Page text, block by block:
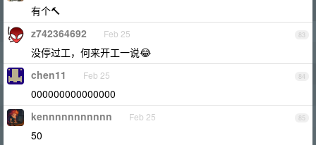
有个🔨
83
z742364692 Feb 25
没停过工，何来开工一说😂
84
chen11 Feb 25
000000000000000
85
kennnnnnnnnnn Feb 25
50